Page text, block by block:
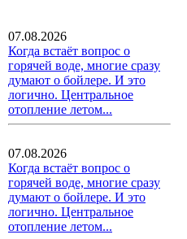
07.08.2026
Когда встаёт вопрос о
горячей воде, многие сразу
думают о бойлере. И это
логично. Центральное
отопление летом...
07.08.2026
Когда встаёт вопрос о
горячей воде, многие сразу
думают о бойлере. И это
логично. Центральное
отопление летом...